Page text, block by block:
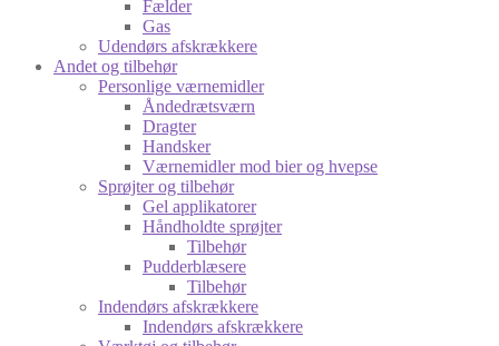
Fælder
Gas
Udendørs afskrækkere
Andet og tilbehør
Personlige værnemidler
Åndedrætsværn
Dragter
Handsker
Værnemidler mod bier og hvepse
Sprøjter og tilbehør
Gel applikatorer
Håndholdte sprøjter
Tilbehør
Pudderblæsere
Tilbehør
Indendørs afskrækkere
Indendørs afskrækkere